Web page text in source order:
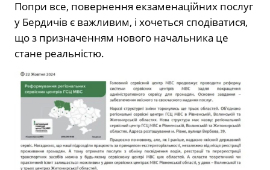
Попри все, повернення екзаменаційних послуг
у Бердичів є важливим, і хочеться сподіватися,
що з призначенням нового начальника це
стане реальністю.